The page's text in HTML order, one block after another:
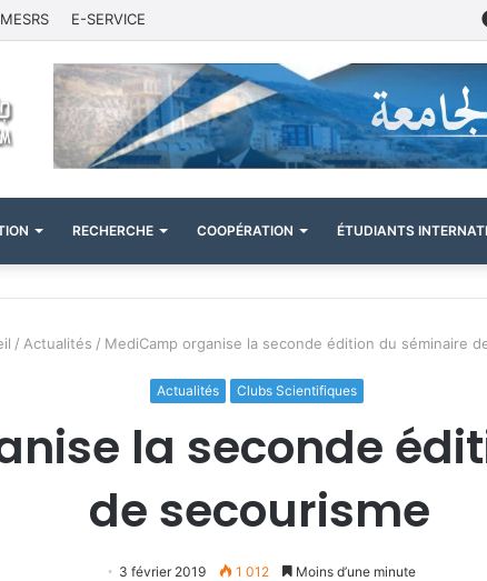
E-SERVICE
RECHERCHE COOPÉRATION ÉTUDIANTS
/ Actualités / MediCamp organise la seconde édition du séminaire
Actualités Clubs Scientifiques
la seconde
de secourisme
3 février 2019 1 012 Moins d’une minute